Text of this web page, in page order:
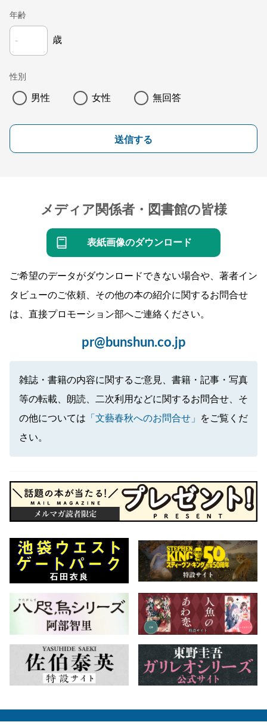
年齢
歳
性別
男性 女性 無回答
送信する
メディア関係者・図書館の皆様
表紙画像のダウンロード
ご希望のデータがダウンロードできない場合や、著者イン
タビューのご依頼、その他の本の紹介に関するお問合せ
は、直接プロモーション部へご連絡ください。
pr@bunshun.co.jp
雑誌・書籍の内容に関するご意見、書籍・記事・写真
等の転載、朗読、二次利用などに関するお問合せ、そ
の他については 「文藝春秋へのお問合せ」
をご覧くだ
さい。